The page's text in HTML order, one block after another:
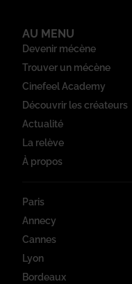
AU MENU
Devenir mécène
Trouver un mécène
Cinefeel Academy
Découvrir les créateurs
Actualité
La relève
À propos
Paris
Annecy
Cannes
Lyon
Bordeaux